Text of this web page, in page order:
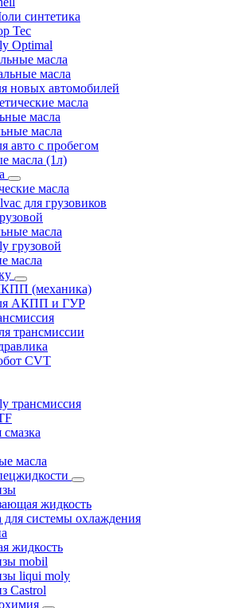
синтетика
Tec
Optimal
масла
масла
новых автомобилей
масла
масла
масла
авто с пробегом
масла (1л)
масла
для грузовиков
масла
грузовой
масла
(механика)
АКПП и ГУР
трансмиссии
CVT
трансмиссия
масла
жидкость
для системы охлаждения
жидкость
mobil
liqui moly
Castrol